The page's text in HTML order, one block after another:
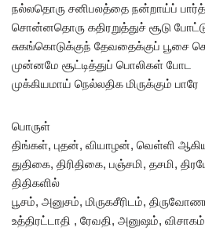
நல்லதொரு சனிபலத்தை நன்றாய்ப்
சொன்னதொரு கதிரறுத்துச் சூடு
சுகங்கொடுக்குந் தேவதைக்குப் பூசை
முன்னமே சூட்டித்துப் பொலிகள் போட
முக்கியமாய் நெல்லதிக மிருக்கும் பாரே
பொருள்
திங்கள், புதன், வியாழன், வெள்ளி
துதிகை, திரிதிகை, பஞ்சமி, தசமி,
திதிகளில்
பூசம், அனுசம், மிருகசீரிடம்,
உத்திரட்டாதி , ரேவதி, அனுஷம்,